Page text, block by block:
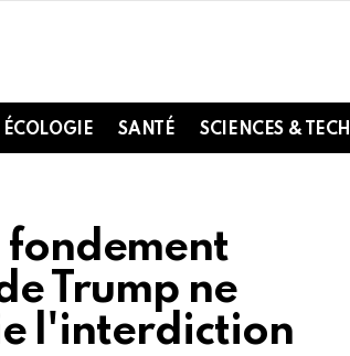
ÉCOLOGIE SANTÉ SCIENCES & TECH
fondement
Trump ne
l'interdiction